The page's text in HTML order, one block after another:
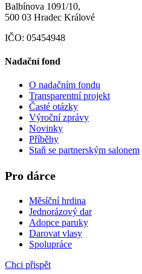
Balbínova 1091/10,
500 03 Hradec Králové
IČO: 05454948
Nadační fond
O nadačním fondu
Transparentní projekt
Časté otázky
Výroční zprávy
Novinky
Příběhy
Staň se partnerským salonem
Pro dárce
Měsíční hrdina
Jednorázový dar
Adopce paruky
Darovat vlasy
Spolupráce
Chci přispět